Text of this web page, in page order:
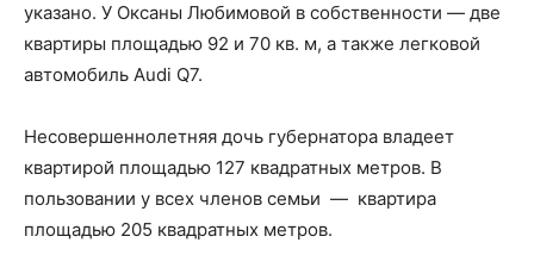
указано. У Оксаны Любимовой в собственности — две
квартиры площадью 92 и 70 кв. м, а также легковой
автомобиль Audi Q7.
Несовершеннолетняя дочь губернатора владеет
квартирой площадью 127 квадратных метров. В
пользовании у всех членов семьи — квартира
площадью 205 квадратных метров.